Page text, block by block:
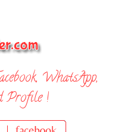
WhatsApp,
Profile !